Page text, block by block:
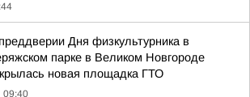
Дня физкультурника в
парке в Великом Новгороде
новая площадка ГТО
09:40